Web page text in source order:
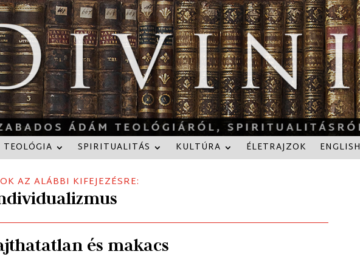
TEOLÓGIA SPIRITUALITÁS KULTÚRA ÉLETRAJZOK ENGLISH
AZ ALÁBBI KIFEJEZÉSRE:
és makacs